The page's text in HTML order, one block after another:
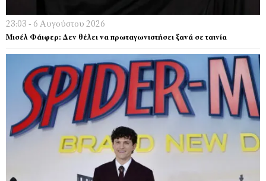
23:03 - 6 Αυγούστου 2026
Μισέλ Φάιφερ: Δεν θέλει να πρωταγωνιστήσει ξανά σε ταινία